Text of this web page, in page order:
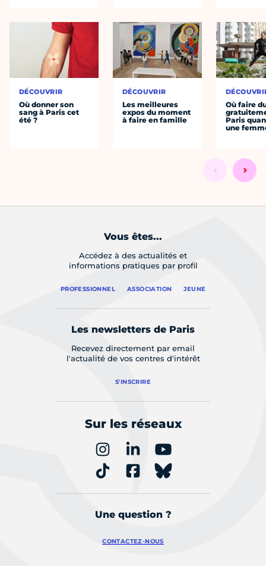
DÉCOUVRIR
Où donner son
sang à Paris cet
été ?
DÉCOUVRIR
Les meilleures
expos du moment
à faire en famille
Où faire
Paris
une
Vous êtes...
Accédez à des actualités et
informations pratiques par profil
PROFESSIONNEL ASSOCIATION JEUNE
Les newsletters de Paris
Recevez directement par email
l'actualité de vos centres d'intérêt
S'INSCRIRE
Sur les réseaux
Une question ?
CONTACTEZ-NOUS